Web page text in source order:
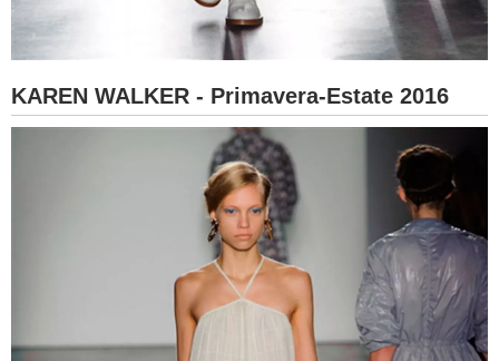
KAREN WALKER - Primavera-Estate 2016